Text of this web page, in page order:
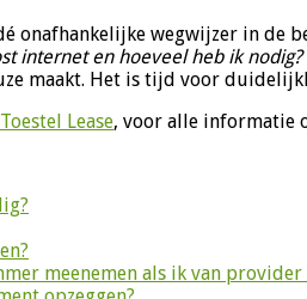
onafhankelijke wegwijzer in de
internet en hoeveel heb ik
maakt. Het is tijd voor
Toestel Lease, voor alle informatie
meenemen als ik van provider